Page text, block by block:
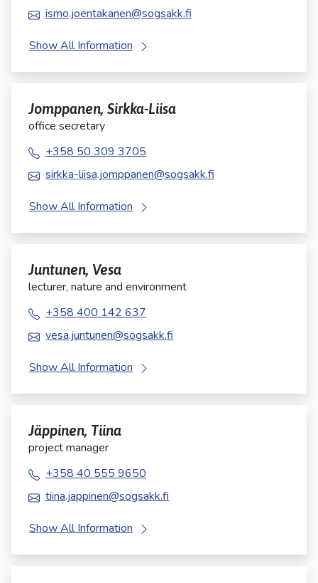
ismo.joentakanen@sogsakk.fi
Show All Information
Jomppanen, Sirkka-Liisa
office secretary
+358 50 309 3705
sirkka-liisa.jomppanen@sogsakk.fi
Show All Information
Juntunen, Vesa
lecturer, nature and environment
+358 400 142 637
vesa.juntunen@sogsakk.fi
Show All Information
Jäppinen, Tiina
project manager
+358 40 555 9650
tiina.jappinen@sogsakk.fi
Show All Information